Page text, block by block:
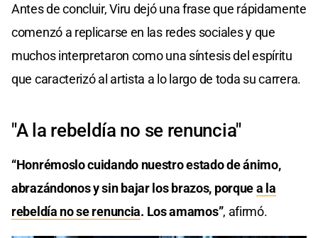
Antes de concluir, Viru dejó una frase que rápidamente
comenzó a replicarse en las redes sociales y que
muchos interpretaron como una síntesis del espíritu
que caracterizó al artista a lo largo de toda su carrera.
"A la rebeldía no se renuncia"
“Honrémoslo cuidando nuestro estado de ánimo,
abrazándonos y sin bajar los brazos, porquea la
rebeldía no se renuncia. Los amamos”, afirmó.